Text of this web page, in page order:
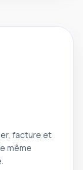
facture et
même